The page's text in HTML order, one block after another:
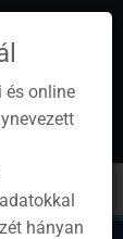
Toggle
cart
és online
hányan